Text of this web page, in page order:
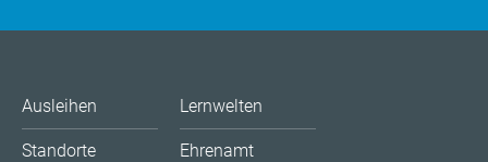
Ausleihen
Standorte
Lernwelten
Ehrenamt